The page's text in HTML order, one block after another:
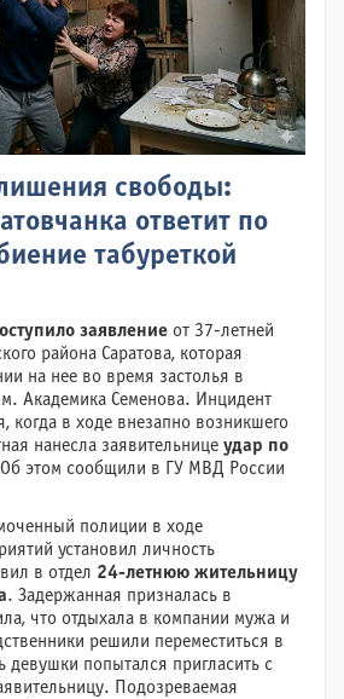
свободы:
ответит по
табуреткой
заявление от 37-летней
района Саратова, которая
на нее во время застолья в
Академика Семенова. Инцидент
когда в ходе внезапно возникшего
нанесла заявительнице удар по
этом сообщили в ГУ МВД России
полиции в ходе
установил личность
в отдел 24-летнюю жительницу
. Задержанная призналась в
что отдыхала в компании мужа и
решили переместиться в
девушки попытался пригласить с
Подозреваемая